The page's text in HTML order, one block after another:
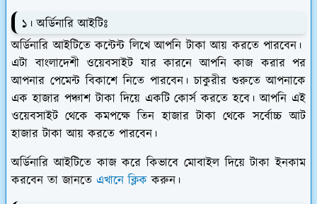
১। অর্ডিনারি আইটিঃ
অর্ডিনারি আইটিতে কন্টেন্ট লিখে আপনি টাকা আয় করতে পারবেন।
এটা বাংলাদেশী ওয়েবসাইট যার কারনে আপনি কাজ করার পর
আপনার পেমেন্ট বিকাশে নিতে পারবেন। চাকুরীর শুরুতে আপনাকে
এক হাজার পঞ্চাশ টাকা দিয়ে একটি কোর্স করতে হবে। আপনি এই
ওয়েবসাইট থেকে কমপক্ষে তিন হাজার টাকা থেকে সর্বোচ্চ আট
হাজার টাকা আয় করতে পারবেন।
অর্ডিনারি আইটিতে কাজ করে কিভাবে মোবাইল দিয়ে টাকা ইনকাম
করবেন তা জানতে এখানে ক্লিক করুন।